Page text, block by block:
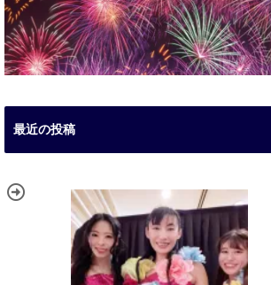
最近の投稿